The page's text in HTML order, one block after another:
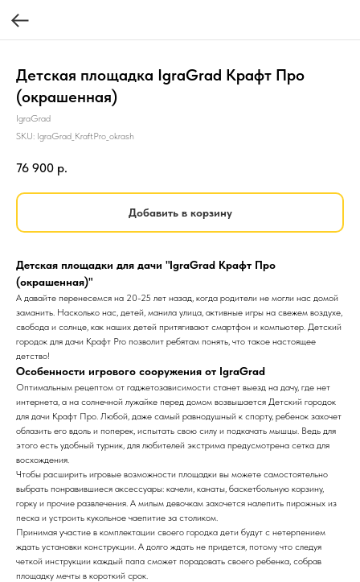
Детская площадка IgraGrad Крафт Про
(окрашенная)
IgraGrad
SKU: IgraGrad_KraftPro_okrash
76 900 р.
Добавить в корзину
Детская площадки для дачи "IgraGrad Крафт Про
(окрашенная)"
А давайте перенесемся на 20-25 лет назад, когда родители не могли нас домой
заманить. Насколько нас, детей, манила улица, активные игры на свежем воздухе,
свобода и солнце, как наших детей притягивают смартфон и компьютер. Детский
городок для дачи Крафт Pro позволит ребятам понять, что такое настоящее
детство!
Особенности игрового сооружения от IgraGrad
Оптимальным рецептом от гаджетозависимости станет выезд на дачу, где нет
интернета, а на солнечной лужайке перед домом возвышается Детский городок
для дачи Крафт Про. Любой, даже самый равнодушный к спорту, ребенок захочет
облазить его вдоль и поперек, испытать свою силу и подкачать мышцы. Ведь для
этого есть удобный турник, для любителей экстрима предусмотрена сетка для
восхождения.
Чтобы расширить игровые возможности площадки вы можете самостоятельно
выбрать понравившиеся аксессуары: качели, канаты, баскетбольную корзину,
горку и прочие развлечения. А милым девочкам захочется налепить пирожных из
песка и устроить кукольное чаепитие за столиком.
Принимая участие в комплектации своего городка дети будут с нетерпением
ждать установки конструкции. А долго ждать не придется, потому что следуя
четкой инструкции каждый папа сможет порадовать своего ребенка, собрав
площадку мечты в короткий срок.